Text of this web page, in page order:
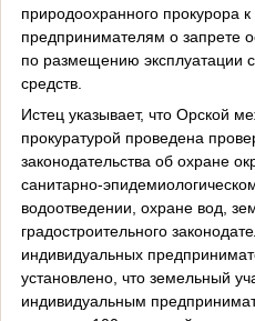
природоохранного прокурора
предпринимателям о запрете
по размещению эксплуатации
средств.
Истец указывает, что Орской
прокуратурой проведена
законодательства об охране
санитарно-
водоотведении, охране вод,
градостроительного
индивидуальных
установлено, что земельный
индивидуальным